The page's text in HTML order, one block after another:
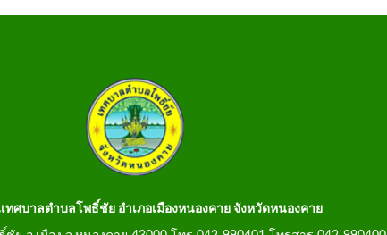
ทศบาลตำบลโพธิ์ชัย อำเภอเมืองหนองคาย จังหวัดหนองคาย